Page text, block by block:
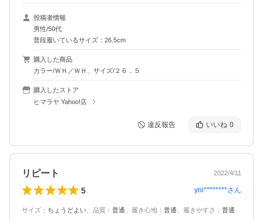
投稿者情報
男性/50代
普段履いているサイズ：26.5cm
購入した商品
カラー/ＷＨ／ＷＨ、サイズ/２６．５
購入したストア
ヒマラヤ Yahoo!店
違反報告 いいね 0
リピート 2022/4/11
5 yni********さん
サイズ ： ちょうどよい 品質 ： 普通 履き心地 ： 普通 履きやすさ ： 普通